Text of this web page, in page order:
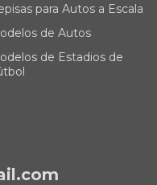
para Autos a Escala
de Autos
de Estadios de